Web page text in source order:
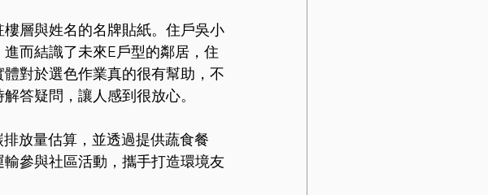
層與姓名的名牌貼紙。住戶吳小
而結識了未來E戶型的鄰居，住
對於選色作業真的很有幫助，不
答疑問，讓人感到很放心。
放量估算，並透過提供蔬食餐
參與社區活動，攜手打造環境友